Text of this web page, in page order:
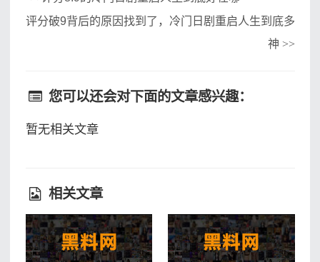
评分破9背后的原因找到了，冷门日剧重启人生到底多
神 >>
您可以还会对下面的文章感兴趣：
暂无相关文章
相关文章